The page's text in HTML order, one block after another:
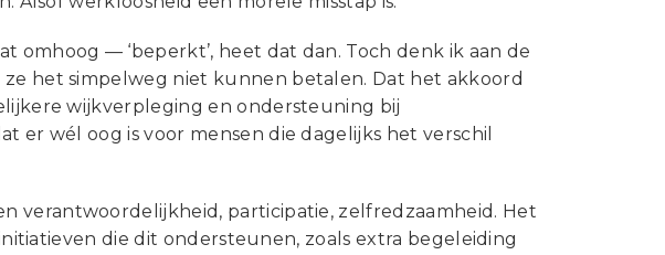
omhoog — ‘beperkt’, heet dat dan. Toch denk ik aan de
het simpelweg niet kunnen betalen. Dat het akkoord
wijkverpleging en ondersteuning bij
er wél oog is voor mensen die dagelijks het verschil
verantwoordelijkheid, participatie, zelfredzaamheid. Het
die dit ondersteunen, zoals extra begeleiding